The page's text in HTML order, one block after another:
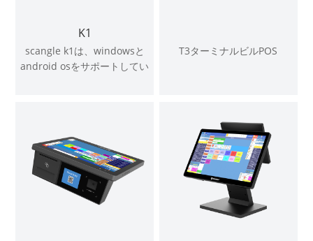
K1
scangle k1は、windowsと
android osをサポートしてい
T3ターミナルビルPOS